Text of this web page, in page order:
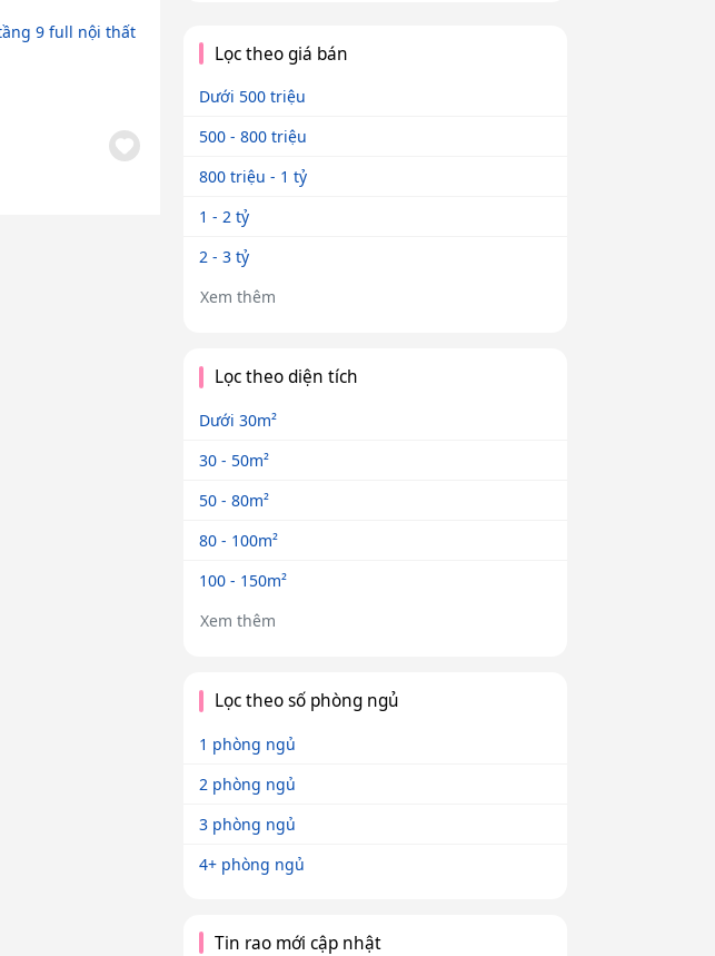
9 full nội thất
Lọc theo giá bán
Dưới 500 triệu
500 - 800 triệu
800 triệu - 1 tỷ
1 - 2 tỷ
2 - 3 tỷ
Xem thêm
Lọc theo diện tích
Dưới 30m²
30 - 50m²
50 - 80m²
80 - 100m²
100 - 150m²
Xem thêm
Lọc theo số phòng ngủ
1 phòng ngủ
2 phòng ngủ
3 phòng ngủ
4+ phòng ngủ
Tin rao mới cập nhật